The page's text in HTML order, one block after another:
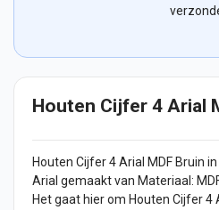
Houten Cijfer 4 Arial
Houten Cijfer4 Arial MDF Bruin
Arial gemaakt van Materiaal:
Het gaat hier om Houten Cijfer4